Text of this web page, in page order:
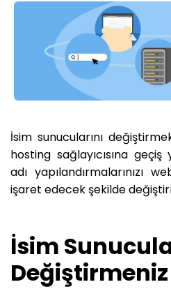
İsim sunucularını
hosting sağlayıcısına
adı yapılandırmalarınızı
işaret edecek şekilde
İsim